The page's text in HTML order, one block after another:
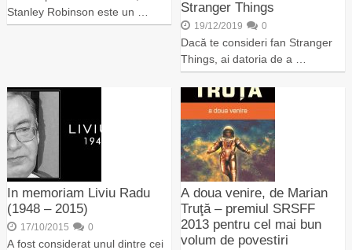
Stanley Robinson este un …
Stranger Things
19/12/2019 0
Dacă te consideri fan Stranger
Things, ai datoria de a …
In memoriam Liviu Radu
(1948 – 2015)
17/10/2015 0
A fost considerat unul dintre cei
A doua venire, de Marian
Truţă – premiul SRSFF
2013 pentru cel mai bun
volum de povestiri